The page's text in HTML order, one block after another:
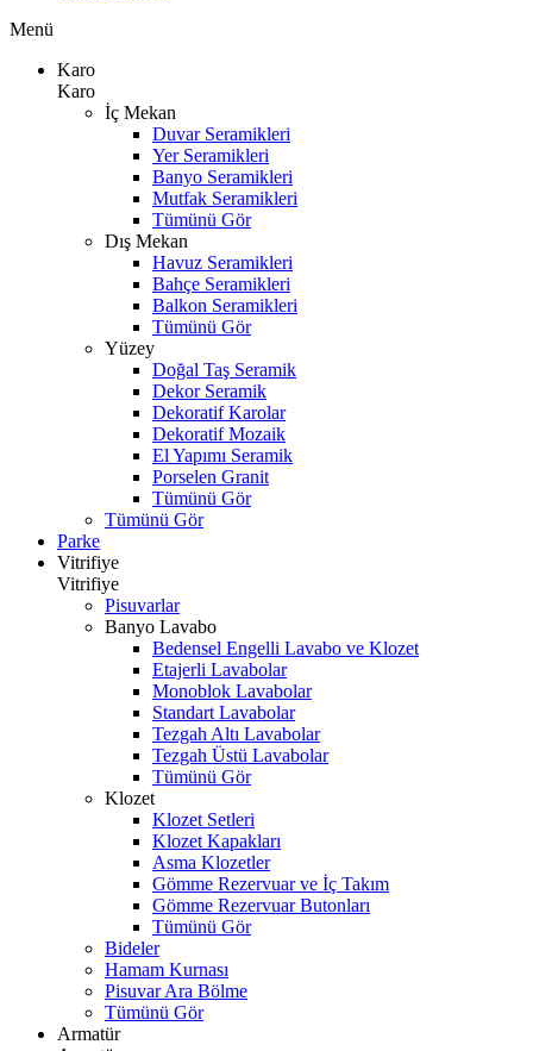
Menü
Karo
Karo
İç Mekan
Duvar Seramikleri
Yer Seramikleri
Banyo Seramikleri
Mutfak Seramikleri
Tümünü Gör
Dış Mekan
Havuz Seramikleri
Bahçe Seramikleri
Balkon Seramikleri
Tümünü Gör
Yüzey
Doğal Taş Seramik
Dekor Seramik
Dekoratif Karolar
Dekoratif Mozaik
El Yapımı Seramik
Porselen Granit
Tümünü Gör
Tümünü Gör
Parke
Vitrifiye
Vitrifiye
Pisuvarlar
Banyo Lavabo
Bedensel Engelli Lavabo ve Klozet
Etajerli Lavabolar
Monoblok Lavabolar
Standart Lavabolar
Tezgah Altı Lavabolar
Tezgah Üstü Lavabolar
Tümünü Gör
Klozet
Klozet Setleri
Klozet Kapakları
Asma Klozetler
Gömme Rezervuar ve İç Takım
Gömme Rezervuar Butonları
Tümünü Gör
Bideler
Hamam Kurnası
Pisuvar Ara Bölme
Tümünü Gör
Armatür